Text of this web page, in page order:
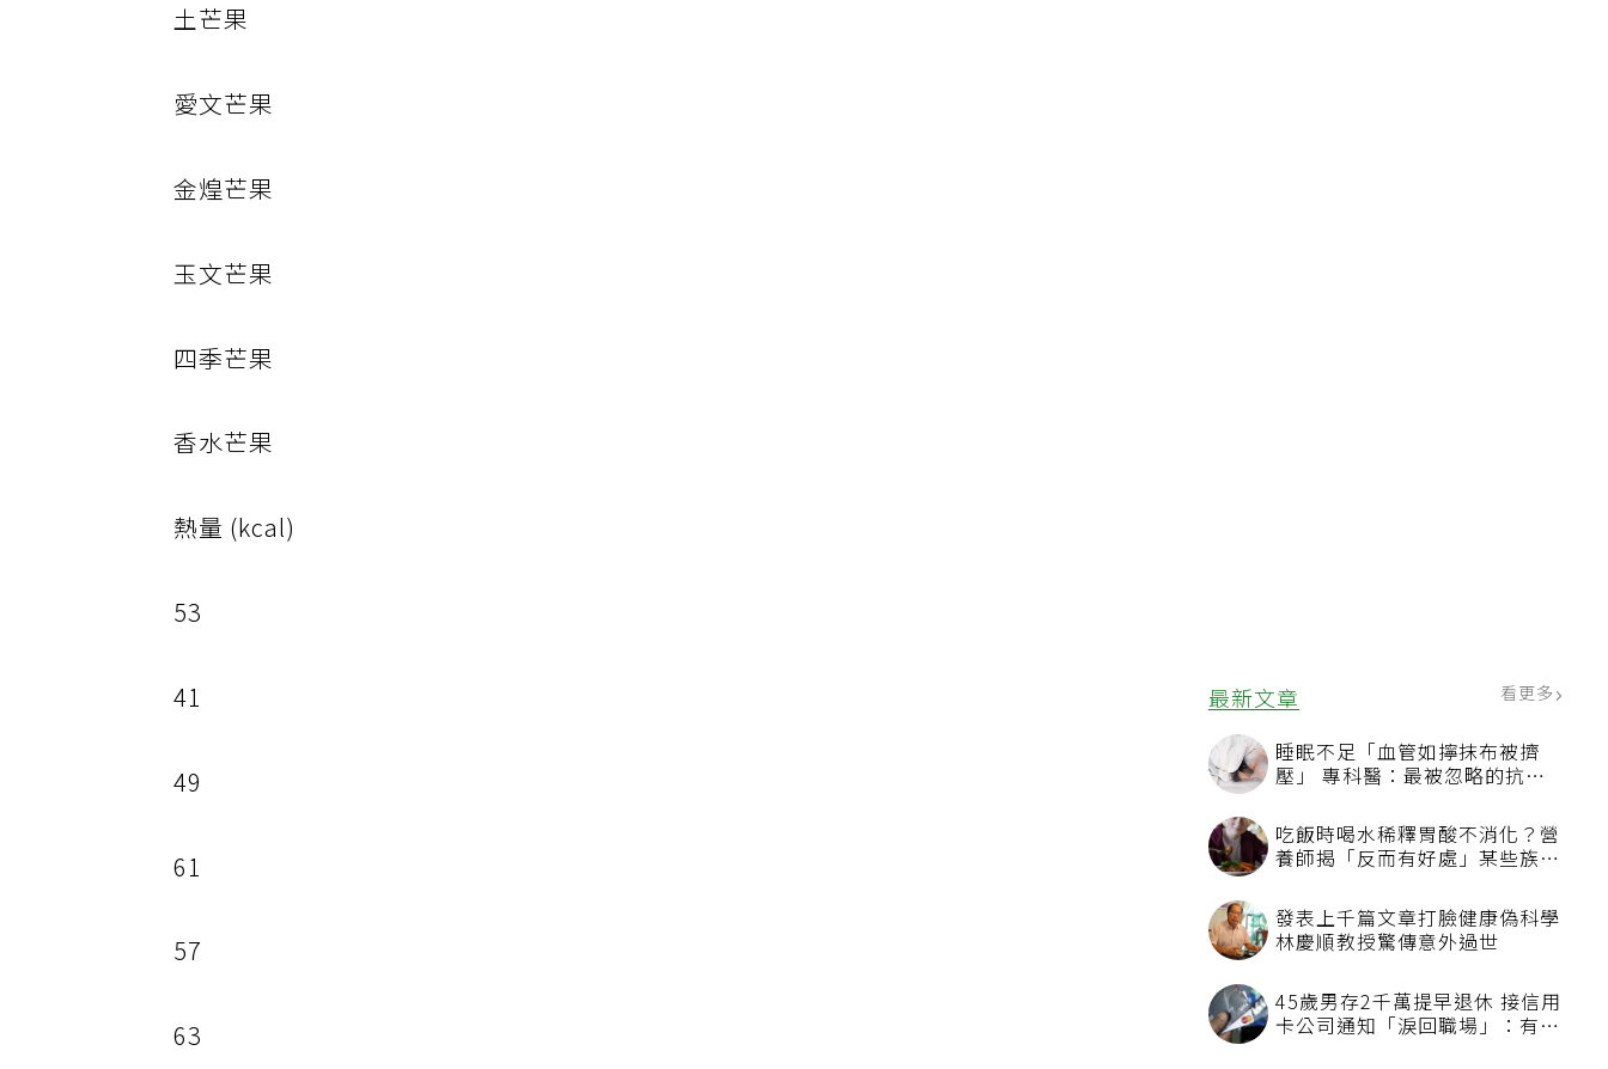
最新文章 看更多
睡眠不足「血管如擰抹布被擠
壓」 專科醫：最被忽略的抗老
吃飯時喝水稀釋胃酸不消化？營
養師揭「反而有好處」某些族群
發表上千篇文章打臉健康偽科學
林慶順教授驚傳意外過世
45歲男存2千萬提早退休 接信用
卡公司通知「淚回職場」：有錢
土芒果
愛文芒果
金煌芒果
玉文芒果
四季芒果
香水芒果
熱量 (kcal)
53
41
49
61
57
63